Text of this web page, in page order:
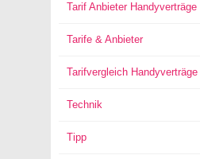
Tarif Anbieter Handyverträge
Tarife & Anbieter
Tarifvergleich Handyverträge
Technik
Tipp